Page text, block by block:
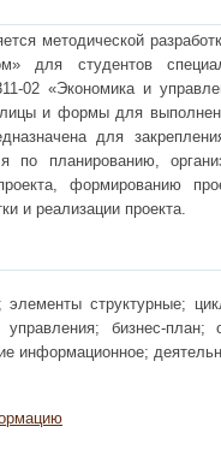
методической
для студентов
02 «Экономика и
и формы для
для
по планированию,
формированию
и реализации проекта.
элементы структурные;
управления; бизнес-
информационное;